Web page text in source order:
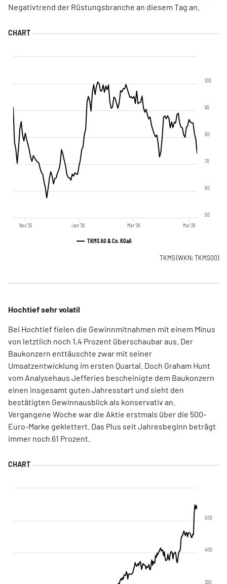
Negativtrend der Rüstungsbranche an diesem Tag an.
TKMS AG & Co. KGaA
Nov '25 Jan '26 Mär '26 Mai '26
50
60
70
80
90
100
TKMS(WKN: TKMS00)
Hochtief sehr volatil
Bei Hochtief fielen die Gewinnmitnahmen mit einem Minus
von letztlich noch 1,4 Prozent überschaubar aus. Der
Baukonzern enttäuschte zwar mit seiner
Umsatzentwicklung im ersten Quartal. Doch Graham Hunt
vom Analysehaus Jefferies bescheinigte dem Baukonzern
einen insgesamt guten Jahresstart und sieht den
bestätigten Gewinnausblick als konservativ an.
Vergangene Woche war die Aktie erstmals über die 500-
Euro-Marke geklettert. Das Plus seit Jahresbeginn beträgt
immer noch 61 Prozent.
300
400
500